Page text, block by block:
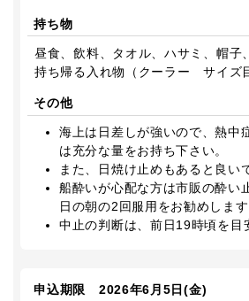
持ち物
昼食、飲料、タオル、ハサミ、帽子
持ち帰る入れ物（クーラー サイズ
その他
海上は日差しが強いので、熱中
は充分な量をお持ち下さい。
また、日焼け止めもあると良い
船酔いが心配な方は市販の酔い
日の朝の2回服用をお勧めします
中止の判断は、前日19時頃を目
申込期限 2026年6月5日(金)